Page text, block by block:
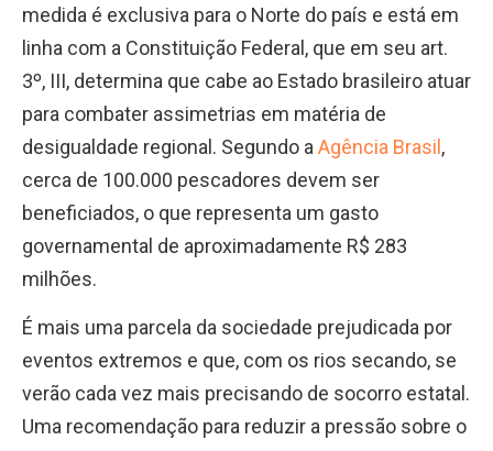
medida é exclusiva para o Norte do país e está em
linha com a Constituição Federal, que em seu art.
3º, III, determina que cabe ao Estado brasileiro atuar
para combater assimetrias em matéria de
desigualdade regional. Segundo a Agência Brasil ,
cerca de 100.000 pescadores devem ser
beneficiados, o que representa um gasto
governamental de aproximadamente R$ 283
milhões.
É mais uma parcela da sociedade prejudicada por
eventos extremos e que, com os rios secando, se
verão cada vez mais precisando de socorro estatal.
Uma recomendação para reduzir a pressão sobre o